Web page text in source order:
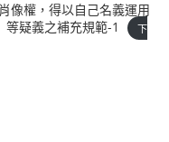
像權，得以自己名義運用
疑義之補充規範-1
下